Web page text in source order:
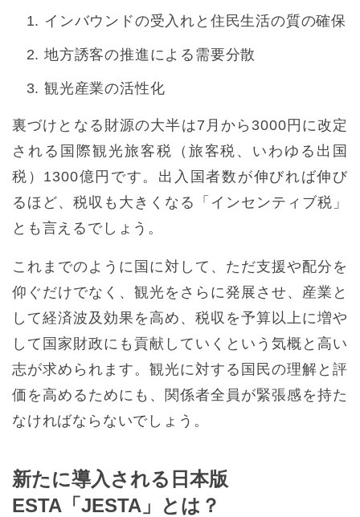
インバウンドの受入れと住民生活の質の確保
地方誘客の推進による需要分散
観光産業の活性化
裏づけとなる財源の大半は7月から3000円に改定
される国際観光旅客税（旅客税、いわゆる出国
税）1300億円です。出入国者数が伸びれば伸び
るほど、税収も大きくなる「インセンティブ税」
とも言えるでしょう。
これまでのように国に対して、ただ支援や配分を
仰ぐだけでなく、観光をさらに発展させ、産業と
して経済波及効果を高め、税収を予算以上に増や
して国家財政にも貢献していくという気概と高い
志が求められます。観光に対する国民の理解と評
価を高めるためにも、関係者全員が緊張感を持た
なければならないでしょう。
新たに導入される日本版
ESTA「JESTA」とは？